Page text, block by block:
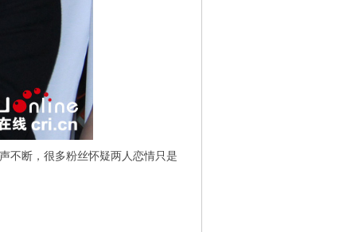
不断，很多粉丝怀疑两人恋情只是